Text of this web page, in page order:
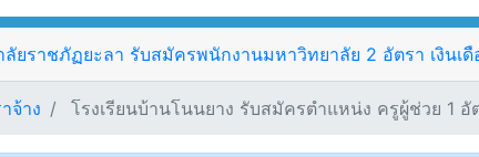
ยราชภัฏยะลา รับสมัครพนักงานมหาวิทยาลัย 2 อัตรา เงินเ
จ้าง โรงเรียนบ้านโนนยาง รับสมัครตำแหน่ง ครูผู้ช่วย 1 อั